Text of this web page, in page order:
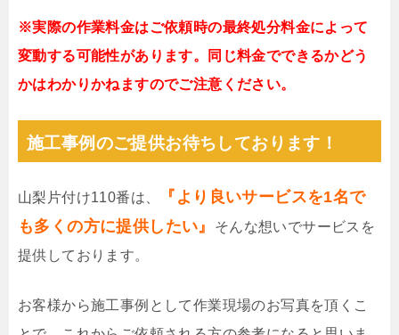
※実際の作業料金はご依頼時の最終処分料金によって
変動する可能性があります。同じ料金でできるかどう
かはわかりかねますのでご注意ください。
施工事例のご提供お待ちしております！
山梨片付け110番は、
『より良いサービスを1名で
も多くの方に提供したい』
そんな想いでサービスを
提供しております。
お客様から施工事例として作業現場のお写真を頂くこ